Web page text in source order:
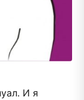
И я